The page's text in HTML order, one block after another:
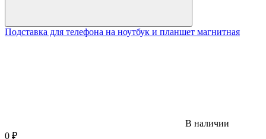
Подставка для телефона на ноутбук и планшет магнитная
В наличии
0 ₽